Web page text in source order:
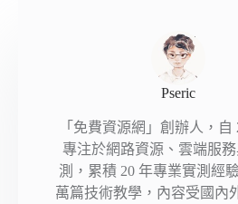
Pseric
「免費資源網」創辦人，自
專注於網路資源、雲端服
測，累積 20 年專業實測經
萬篇技術教學，內容受國內